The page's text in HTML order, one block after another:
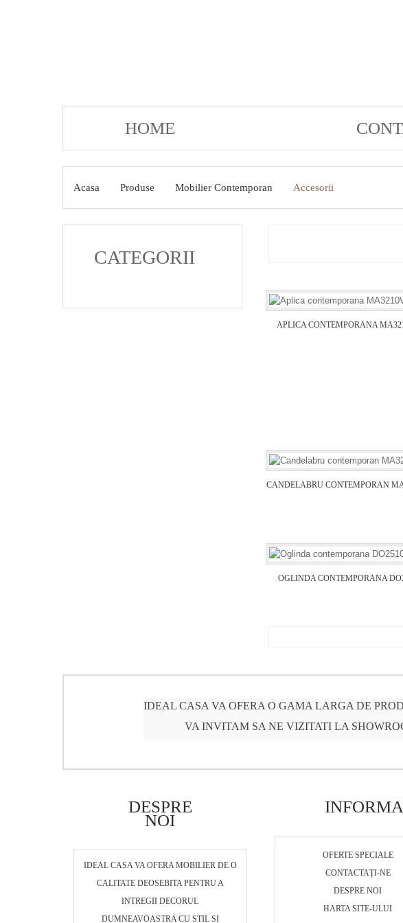
HOME
Acasa Produse Mobilier Contemporan Accesorii
CATEGORII
APLICA CONTEMPORANA
CANDELABRU CONTEMPORAN
OGLINDA CONTEMPORANA
IDEAL CASA VA OFERA O GAMA LARGA DE
VA INVITAM SA NE VIZITATI LA
DESPRE
NOI
IDEAL CASA VA OFERA MOBILIER DE O
CALITATE DEOSEBITA PENTRU A
INTREGII DECORUL
DUMNEAVOASTRA CU STIL SI
OFERTE SPECIALE
CONTACTAȚI-NE
DESPRE NOI
HARTA SITE-ULUI